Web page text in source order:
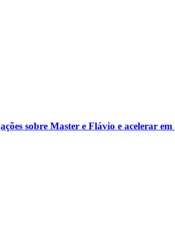
sobre Master e Flávio e acelerar